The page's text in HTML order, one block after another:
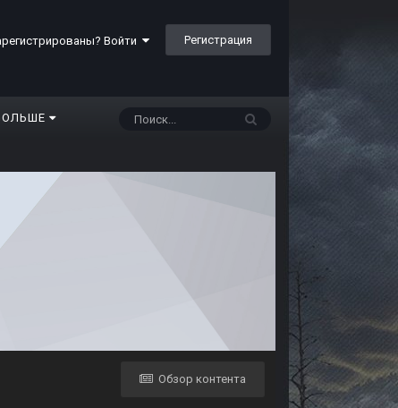
Войти Регистрация
Обзор контента